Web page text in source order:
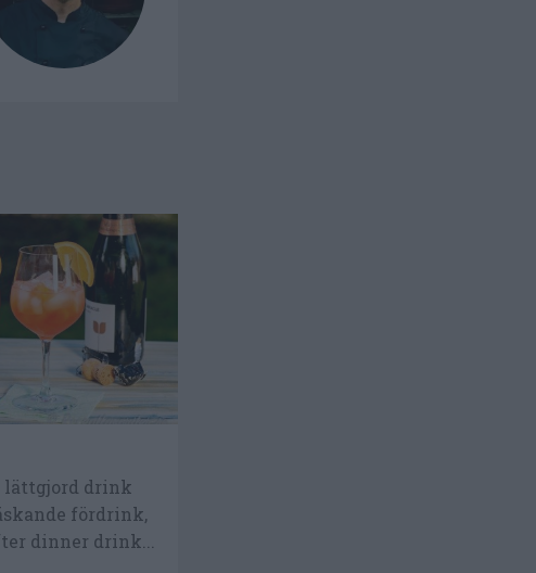
lättgjord drink
fördrink,
dinner drink...